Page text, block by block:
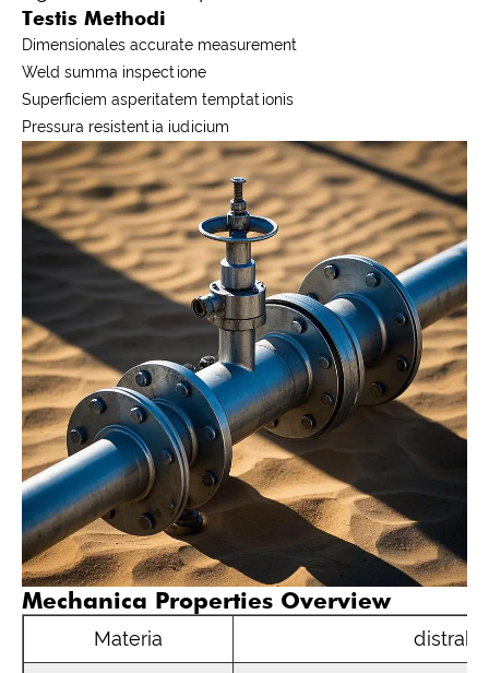
Testis Methodi
Dimensionales accurate measurement
Weld summa inspectione
Superficiem asperitatem temptationis
Pressura resistentia iudicium
Mechanica Properties Overview
Materia